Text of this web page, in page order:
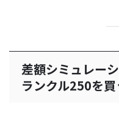
差額シミュレー
ランクル250を